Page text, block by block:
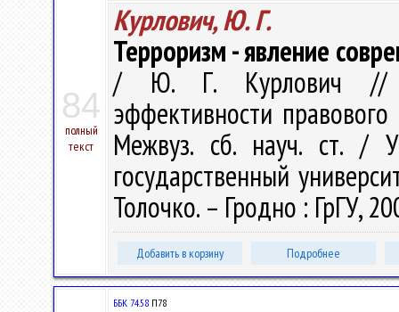
84
полный
текст
Курлович, Ю. Г.
Терроризм - явление
/ Ю. Г. Курлович //
эффективности
Межвуз. сб. науч. ст. /
государственный
Толочко. – Гродно : ГрГУ,
Добавить в корзину Подробнее
ББК 74.58 П78